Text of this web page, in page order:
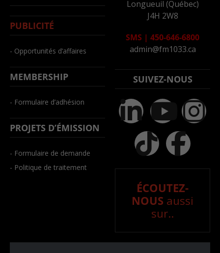
PUBLICITÉ
- Opportunités d’affaires
MEMBERSHIP
- Formulaire d’adhésion
PROJETS D’ÉMISSION
- Formulaire de demande
- Politique de traitement
Longueuil (Québec)
J4H 2W8
SMS | 450-646-6800
admin@fm1033.ca
SUIVEZ-NOUS
ÉCOUTEZ-
NOUS aussi
sur..